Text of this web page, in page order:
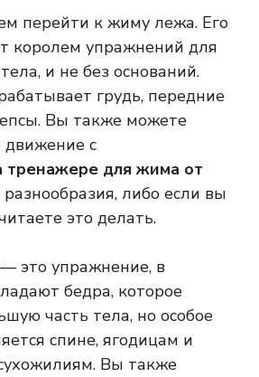
перейти к жиму лежа. Его
королем упражнений для
и не без оснований.
грудь, передние
Вы также можете
движение с
тренажере для жима от
либо если вы
это делать.
это упражнение, в
бедра, которое
часть тела, но особое
спине, ягодицам и
Вы также